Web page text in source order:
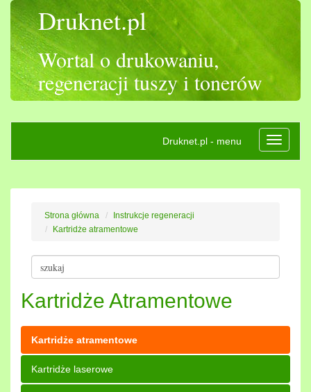
Druknet.pl
Wortal o drukowaniu,
regeneracji tuszy i tonerów
Rozwiń
Druknet.pl - menu
Strona główna
Instrukcje regeneracji
Kartridże atramentowe
Kartridże Atramentowe
Kartridże atramentowe
Kartridże laserowe